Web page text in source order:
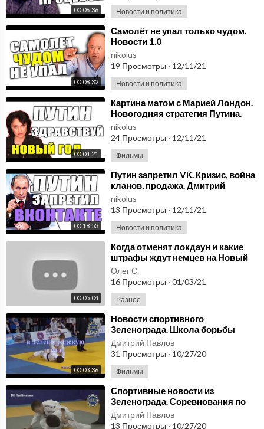
00:06:36 Новости и политика
00:08:32
⁣Самолёт не упал только чудом.
Новости 1.0
nikolus
19 Просмотры · 12/11/21
Новости и политика
00:04:21
⁣Картина матом с Марией Лондон.
Новогодняя стратегия Путина.
Новости 1.0
nikolus
24 Просмотры · 12/11/21
Фильмы
00:18:53
⁣Путин запретил VK. Кризис, война
кланов, продажа. Дмитрий
Потапенко. Новости 1.0
nikolus
13 Просмотры · 12/11/21
Новости и политика
00:05:04
⁣Когда отменят локдаун и какие
штрафы ждут немцев на Новый
год / Новости Германии /
31.12.2020
Олег С.
16 Просмотры · 01/03/21
Разное
00:03:36
⁣Новости спортивного
Зеленограда. Школа борьбы
дзюдо Каллиста.
http://2015kallista.com/
Дмитрий Павлов
31 Просмотры · 10/27/20
Фильмы
⁣Спортивные новости из
Зеленограда. Соревнования по
дзюдо. http://2015kallista.com/
Дмитрий Павлов
13 Просмотры · 10/27/20